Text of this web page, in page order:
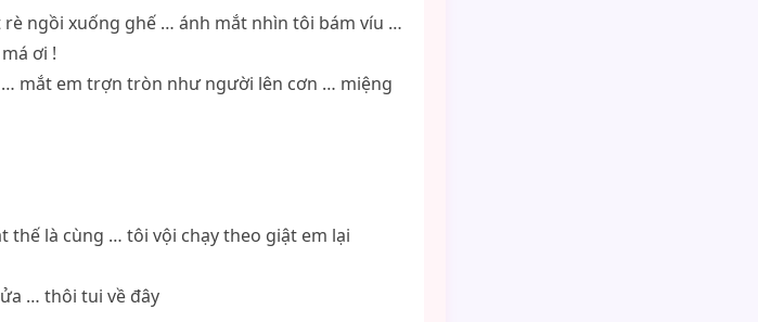
ngồi xuống ghế … ánh mắt nhìn tôi bám víu …
ơi !
mắt em trợn tròn như người lên cơn … miệng
thế là cùng … tôi vội chạy theo giật em lại
… thôi tui về đây